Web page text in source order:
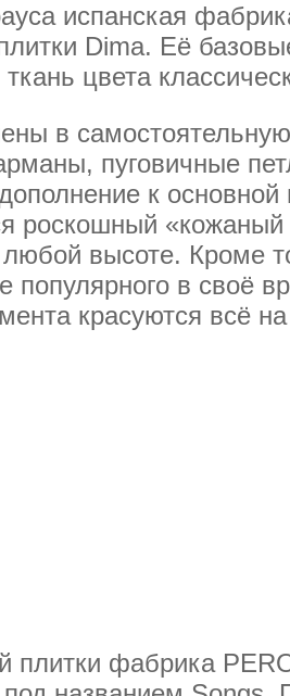
испанская
Dima. Её
цвета
в
пуговичные
к основной
роскошный «кожаный
высоте. Кроме
в своё
красуются всё
плитки фабрика